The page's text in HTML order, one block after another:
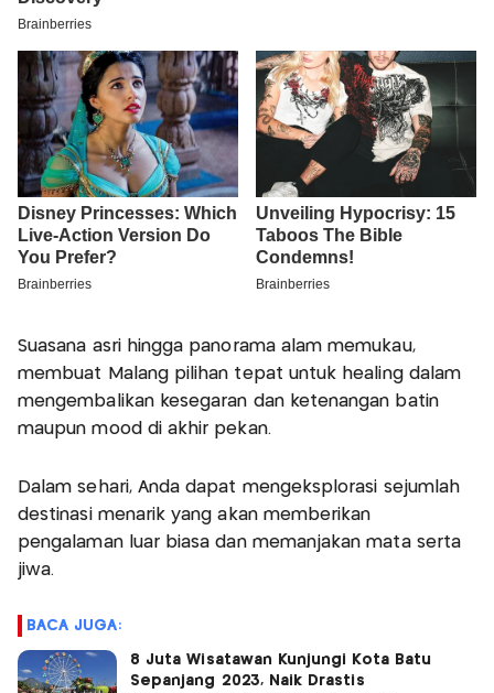
Suasana asri hingga panorama alam memukau,
membuat Malang pilihan tepat untuk healing dalam
mengembalikan kesegaran dan ketenangan batin
maupun mood di akhir pekan.
Dalam sehari, Anda dapat mengeksplorasi sejumlah
destinasi menarik yang akan memberikan
pengalaman luar biasa dan memanjakan mata serta
jiwa.
BACA JUGA:
8 Juta Wisatawan Kunjungi Kota Batu
Sepanjang 2023, Naik Drastis